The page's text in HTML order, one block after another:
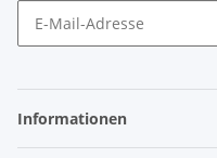
Informationen